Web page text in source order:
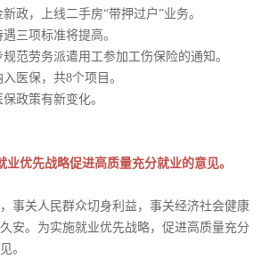
政，上线二手房“带押过户”业务。
三项标准将提高。
范劳务派遣用工参加工伤保险的通知。
医保，共8个项目。
政策有新变化。
业优先战略促进高质量充分就业的意见。
事关人民群众切身利益，事关经济社会健康
安。为实施就业优先战略，促进高质量充分
。